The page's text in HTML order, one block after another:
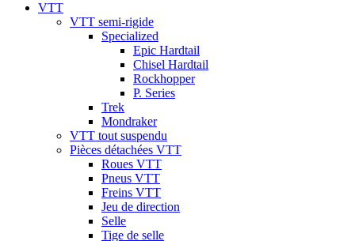
VTT
VTT semi-rigide
Specialized
Epic Hardtail
Chisel Hardtail
Rockhopper
P. Series
Trek
Mondraker
VTT tout suspendu
Pièces détachées VTT
Roues VTT
Pneus VTT
Freins VTT
Jeu de direction
Selle
Tige de selle